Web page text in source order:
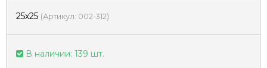
25х25 (Артикул: 002-312)
В наличии: 139 шт.